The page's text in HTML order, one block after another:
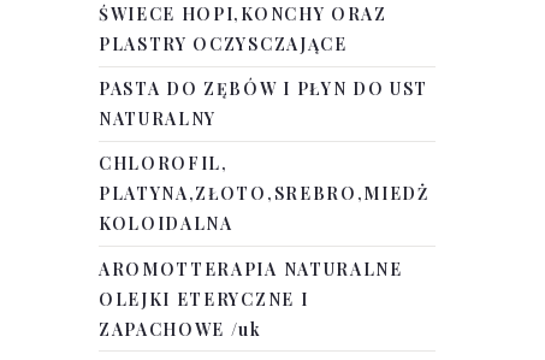
ŚWIECE HOPI,KONCHY ORAZ
PLASTRY OCZYSCZAJĄCE
PASTA DO ZĘBÓW I PŁYN DO UST
NATURALNY
CHLOROFIL,
PLATYNA,ZŁOTO,SREBRO,MIEDŻ
KOLOIDALNA
AROMOTTERAPIA NATURALNE
OLEJKI ETERYCZNE I
ZAPACHOWE /uk